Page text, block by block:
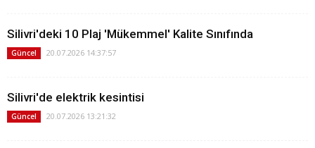
Silivri'deki 10 Plaj 'Mükemmel' Kalite Sınıfında
Güncel 20.07.2026 14:37:57
Silivri'de elektrik kesintisi
Güncel 20.07.2026 13:21:32